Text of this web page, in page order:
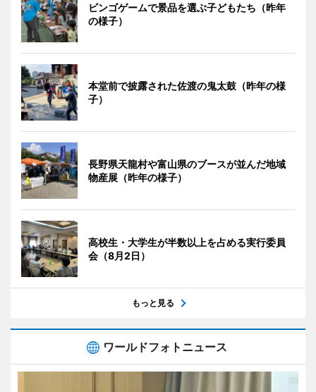
ビンゴゲームで景品を選ぶ子どもたち（昨年
の様子）
本堂前で披露された佐渡の鬼太鼓（昨年の様
子）
長野県天龍村や富山県のブースが並んだ地域
物産展（昨年の様子）
高校生・大学生が半数以上を占める実行委員
会（8月2日）
もっと見る
ワールドフォトニュース